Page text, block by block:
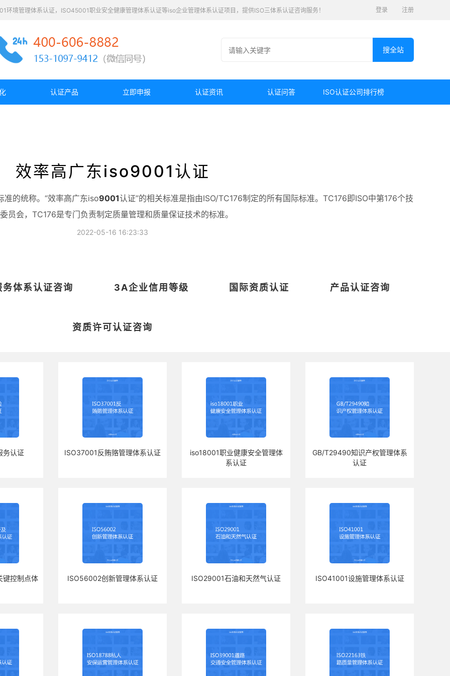
境管理体系认证，ISO45001职业安全健康管理体系认证等iso企业管理体系认证项目，提供ISO三体系认证咨询服务！ 登录 注册
认证产品 立即申报 认证资讯 认证问答 ISO认证公司排行榜
效率高广东iso9001认证
准的统称。“效率高广东iso9001认证”的相关标准是指由ISO/TC176制定的所有国际标准。TC176即ISO中第176个技
员会，TC176是专门负责制定质量管理和质量保证技术的标准。
2022-05-16 16:23:33
体系认证咨询 3A企业信用等级 国际资质认证 产品认证咨询
资质许可认证咨询
务认证 ISO37001反贿赂管理体系认证
iso18001职业健康安全管理体
系认证
GB/T29490知识产权管理体系
认证
控制点体 ISO56002创新管理体系认证 ISO29001石油和天然气认证 ISO41001设施管理体系认证